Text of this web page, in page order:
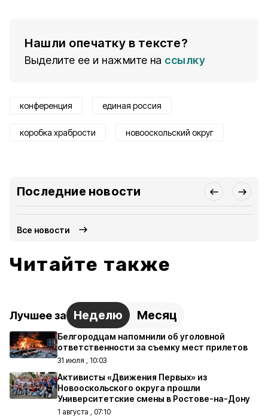
Нашли опечатку в тексте?
Выделите ее и нажмите на ссылку
конференция единая россия
коробка храбрости новооскольский округ
Последние новости
Все новости
Читайте также
Лучшее за Неделю Месяц
Белгородцам напомнили об уголовной
ответственности за съемку мест прилетов
31 июля , 10:03
Активисты «Движения Первых» из
Новооскольского округа прошли
Университетские смены в Ростове-на-Дону
1 августа , 07:10